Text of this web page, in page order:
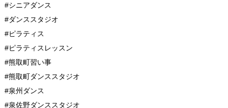
#シニアダンス
#ダンススタジオ
#ピラティス
#ピラティスレッスン
#熊取町習い事
#熊取町ダンススタジオ
#泉州ダンス
#泉佐野ダンススタジオ